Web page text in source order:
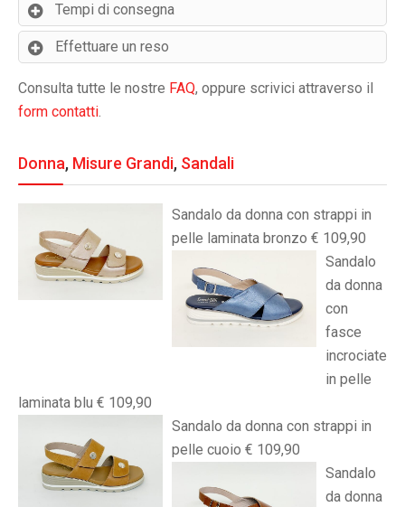
Tempi di consegna
Effettuare un reso
Consulta tutte le nostre FAQ, oppure scrivici attraverso il
form contatti.
Donna, Misure Grandi, Sandali
Sandalo da donna con strappi in
pelle laminata bronzo € 109,90
Sandalo
da donna
con
fasce
incrociate
in pelle
laminata blu € 109,90
Sandalo da donna con strappi in
pelle cuoio € 109,90
Sandalo
da donna